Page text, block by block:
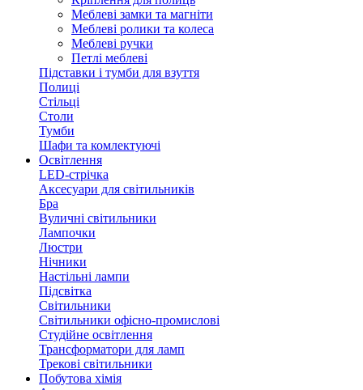
Меблеві замки та магніти
Меблеві ролики та колеса
Меблеві ручки
Петлі меблеві
Підставки і тумби для взуття
Полиці
Стільці
Столи
Тумби
Шафи та комлектуючі
Освітлення
LED-стрічка
Аксесуари для світильників
Бра
Вуличні світильники
Лампочки
Люстри
Нічники
Настільні лампи
Підсвітка
Світильники
Світильники офісно-промислові
Студійне освітлення
Трансформатори для ламп
Трекові світильники
Побутова хімія